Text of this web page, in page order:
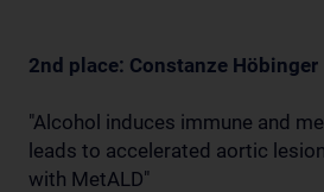
2nd place: Constanze Höbinger
"Alcohol induces immune and
leads to accelerated aortic
with MetALD"